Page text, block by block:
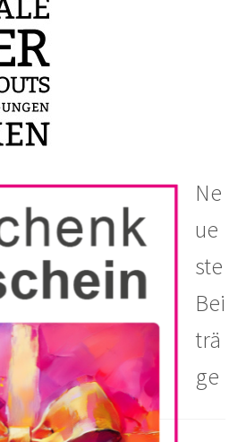
Ne
ue
ste
Bei
trä
ge